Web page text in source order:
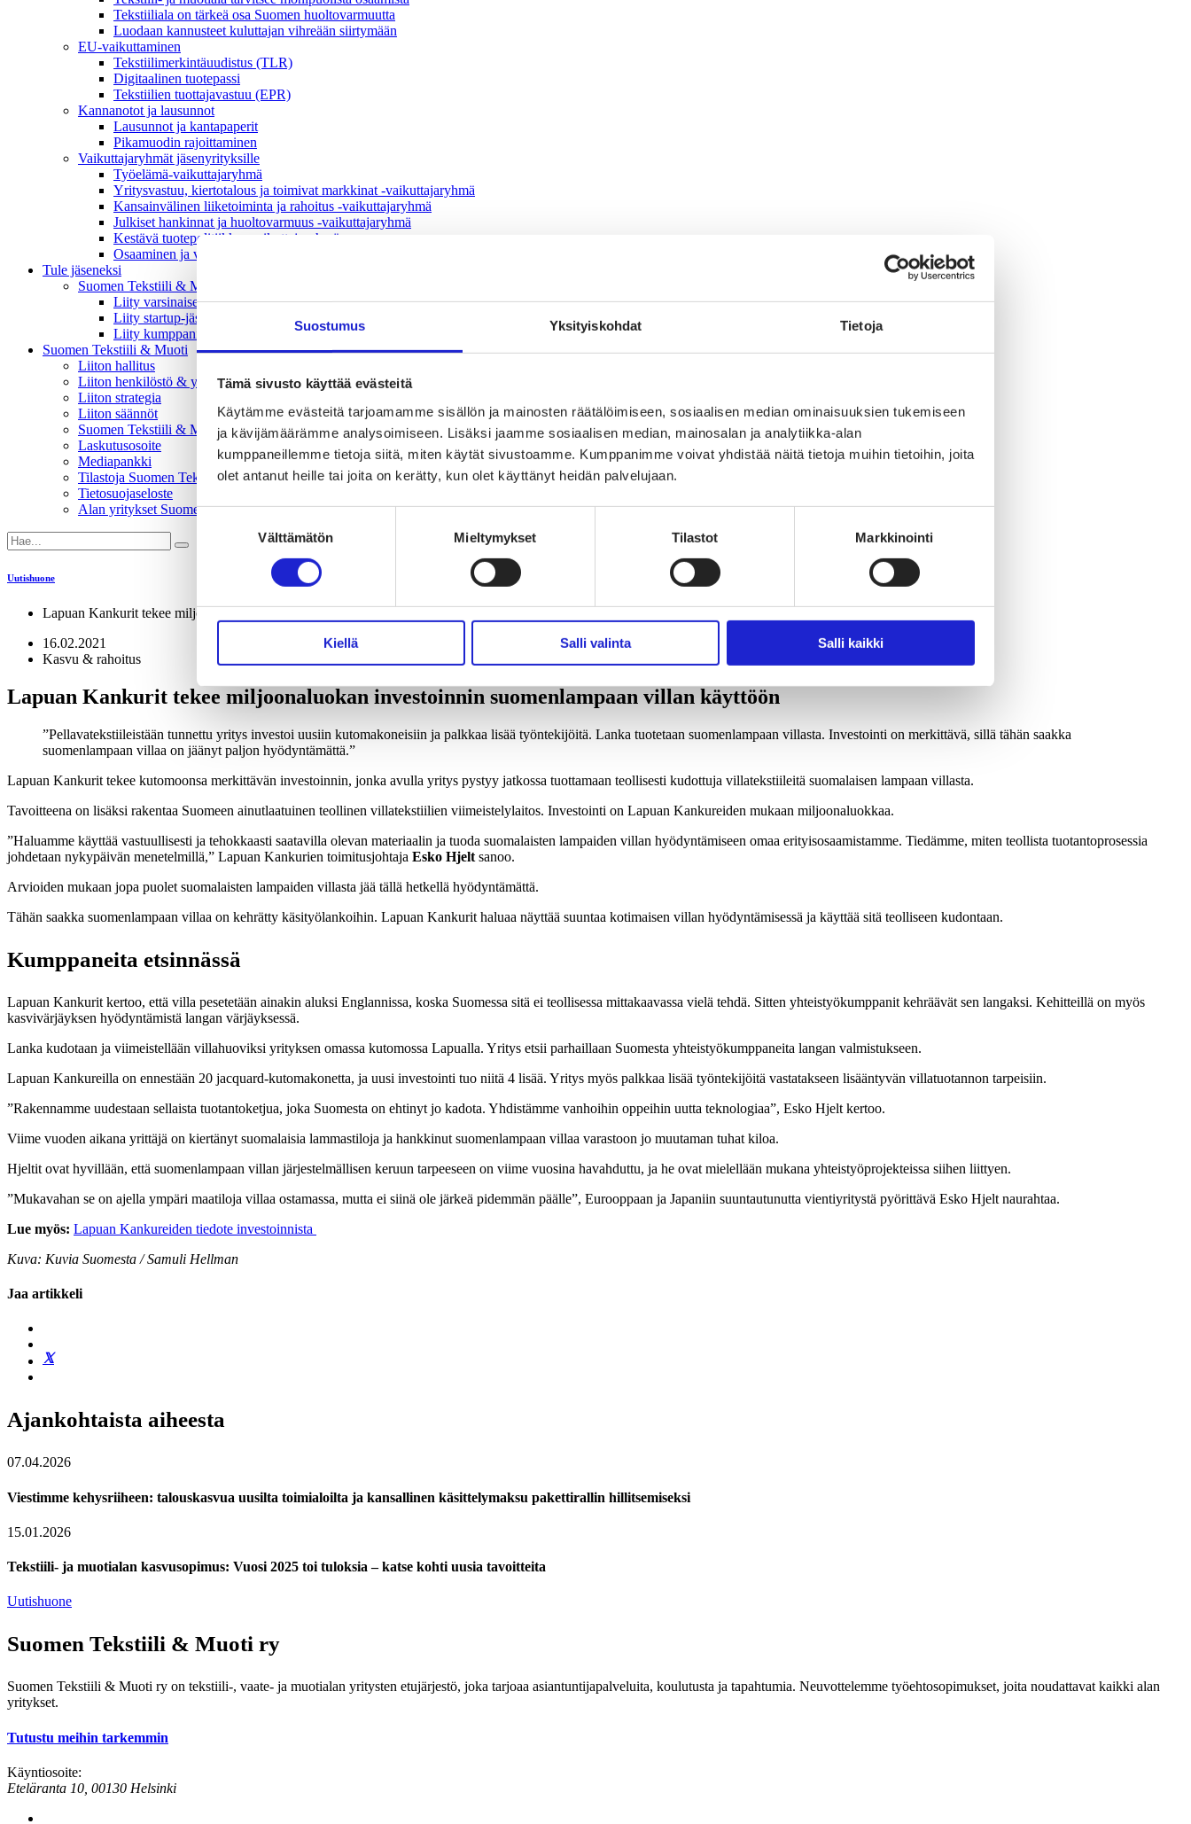
Suostumus Yksityiskohdat Tietoja
Tämä sivusto käyttää evästeitä
Käytämme evästeitä tarjoamamme sisällön ja mainosten räätälöimiseen, sosiaalisen median ominaisuuksien tukemiseen
ja kävijämäärämme analysoimiseen. Lisäksi jaamme sosiaalisen median, mainosalan ja analytiikka-alan
kumppaneillemme tietoja siitä, miten käytät sivustoamme. Kumppanimme voivat yhdistää näitä tietoja muihin tietoihin, joita
olet antanut heille tai joita on kerätty, kun olet käyttänyt heidän palvelujaan.
Suostumuksen
Välttämätön Mieltymykset Tilastot Markkinointi
Kiellä Salli valinta Salli kaikki
Tekstiiliala on tärkeä osa Suomen huoltovarmuutta
Luodaan kannusteet kuluttajan vihreään siirtymään
EU-vaikuttaminen
Tekstiilimerkintäuudistus (TLR)
Digitaalinen tuotepassi
Tekstiilien tuottajavastuu (EPR)
Kannanotot ja lausunnot
Lausunnot ja kantapaperit
Pikamuodin rajoittaminen
Vaikuttajaryhmät jäsenyrityksille
Työelämä-vaikuttajaryhmä
Yritysvastuu, kiertotalous ja toimivat markkinat -vaikuttajaryhmä
Kansainvälinen liiketoiminta ja rahoitus -vaikuttajaryhmä
Julkiset hankinnat ja huoltovarmuus -vaikuttajaryhmä
Kestävä tuotepolitiikka​ -vaikuttajaryhmä
Osaaminen ja vetovoima -vaikuttajaryhmä
Tule jäseneksi
Suomen Tekstiili & Muodin jäsenyysmuodot
Liity varsinaiseksi jäseneksi
Liity startup-jäseneksi
Liity kumppani­jäseneksi
Suomen Tekstiili & Muoti
Liiton hallitus
Liiton henkilöstö & yhteystiedot
Liiton strategia
Liiton säännöt
Suomen Tekstiili & Muoti 120 vuotta
Laskutusosoite
Mediapankki
Tilastoja Suomen Tekstiili & Muoti ry:stä ja sen jäsenistä
Tietosuojaseloste
Alan yritykset Suomessa – tutustu jäseniimme
Uutishuone
Lapuan Kankurit tekee miljoonaluokan investoinnin suomenlampaan villan käyttöön
16.02.2021
Kasvu & rahoitus
Lapuan Kankurit tekee miljoonaluokan investoinnin suomenlampaan villan käyttöön
Pellavatekstiileistään tunnettu yritys investoi uusiin kutomakoneisiin ja palkkaa lisää työntekijöitä. Lanka tuotetaan suomenlampaan villasta. Investointi on merkittävä, sillä tähän saakka
suomenlampaan villaa on jäänyt paljon hyödyntämättä.
Lapuan Kankurit tekee kutomoonsa merkittävän investoinnin, jonka avulla yritys pystyy jatkossa tuottamaan teollisesti kudottuja villatekstiileitä suomalaisen lampaan villasta.
Tavoitteena on lisäksi rakentaa Suomeen ainutlaatuinen teollinen villatekstiilien viimeistelylaitos. Investointi on Lapuan Kankureiden mukaan miljoonaluokkaa.
”Haluamme käyttää vastuullisesti ja tehokkaasti saatavilla olevan materiaalin ja tuoda suomalaisten lampaiden villan hyödyntämiseen omaa erityisosaamistamme. Tiedämme, miten teollista tuotantoprosessia
johdetaan nykypäivän menetelmillä,” Lapuan Kankurien toimitusjohtaja Esko Hjelt sanoo.
Arvioiden mukaan jopa puolet suomalaisten lampaiden villasta jää tällä hetkellä hyödyntämättä.
Tähän saakka suomenlampaan villaa on kehrätty käsityölankoihin. Lapuan Kankurit haluaa näyttää suuntaa kotimaisen villan hyödyntämisessä ja käyttää sitä teolliseen kudontaan.
Kumppaneita etsinnässä
Lapuan Kankurit kertoo, että villa pesetetään ainakin aluksi Englannissa, koska Suomessa sitä ei teollisessa mittakaavassa vielä tehdä. Sitten yhteistyökumppanit kehräävät sen langaksi. Kehitteillä on myös
kasvivärjäyksen hyödyntämistä langan värjäyksessä.
Lanka kudotaan ja viimeistellään villahuoviksi yrityksen omassa kutomossa Lapualla. Yritys etsii parhaillaan Suomesta yhteistyökumppaneita langan valmistukseen.
Lapuan Kankureilla on ennestään 20 jacquard-kutomakonetta, ja uusi investointi tuo niitä 4 lisää. Yritys myös palkkaa lisää työntekijöitä vastatakseen lisääntyvän villatuotannon tarpeisiin.
”Rakennamme uudestaan sellaista tuotantoketjua, joka Suomesta on ehtinyt jo kadota. Yhdistämme vanhoihin oppeihin uutta teknologiaa”, Esko Hjelt kertoo.
Viime vuoden aikana yrittäjä on kiertänyt suomalaisia lammastiloja ja hankkinut suomenlampaan villaa varastoon jo muutaman tuhat kiloa.
Hjeltit ovat hyvillään, että suomenlampaan villan järjestelmällisen keruun tarpeeseen on viime vuosina havahduttu, ja he ovat mielellään mukana yhteistyöprojekteissa siihen liittyen.
”Mukavahan se on ajella ympäri maatiloja villaa ostamassa, mutta ei siinä ole järkeä pidemmän päälle”, Eurooppaan ja Japaniin suuntautunutta vientiyritystä pyörittävä Esko Hjelt naurahtaa.
Lue myös: Lapuan Kankureiden tiedote investoinnista
Kuva: Kuvia Suomesta / Samuli Hellman
Jaa artikkeli
Ajankohtaista aiheesta
07.04.2026
Viestimme kehysriiheen: talouskasvua uusilta toimialoilta ja kansallinen käsittelymaksu pakettirallin hillitsemiseksi
15.01.2026
Tekstiili- ja muotialan kasvusopimus: Vuosi 2025 toi tuloksia – katse kohti uusia tavoitteita
Uutishuone
Suomen Tekstiili & Muoti ry
Suomen Tekstiili & Muoti ry on tekstiili-, vaate- ja muotialan yritysten etujärjestö, joka tarjoaa asiantuntijapalveluita, koulutusta ja tapahtumia. Neuvottelemme työehtosopimukset, joita noudattavat kaikki alan
yritykset.
Tutustu meihin tarkemmin
Käyntiosoite:
Eteläranta 10, 00130 Helsinki